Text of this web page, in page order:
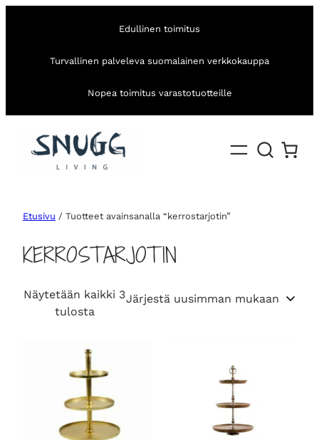
Edullinen toimitus
Turvallinen palveleva suomalainen verkkokauppa
Nopea toimitus varastotuotteille
Etusivu / Tuotteet avainsanalla “kerrostarjotin”
KERROSTARJOTIN
Näytetään kaikki 3
tulostaS
e
d
b
y